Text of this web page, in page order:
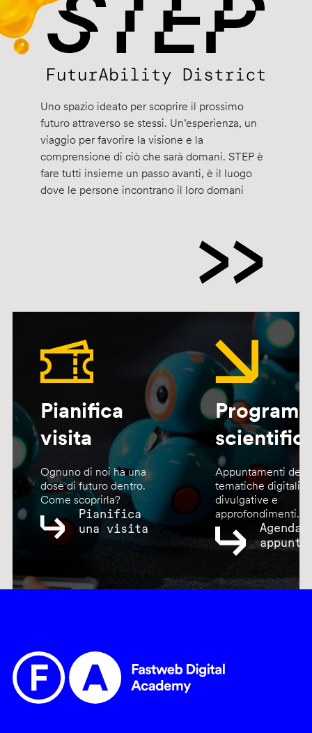
Uno spazio ideato per scoprire il prossimo
futuro attraverso se stessi. Un’esperienza, un
viaggio per favorire la visione e la
comprensione di ciò che sarà domani. STEP è
fare tutti insieme un passo avanti, è il luogo
dove le persone incontrano il loro domani
Pianifica
visita
Ognuno di noi ha una
dose di futuro dentro.
Come scoprirla?
Pianifica
una visita
Appuntamenti
tematiche digitali,
divulgative e
approfondimenti.
Agenda